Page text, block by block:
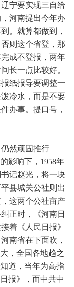
宁要实现三自给
，河南提出今年办
。就算都做到，
则这个省登，那
成不登报，两年
长一点比较好。
纸报导要调整一
冷水，而是不要
办事。提口号，
然顽固推行
影响下，1958年
记赵光，将一块
县城关公社则出
这两个公社亩产
正时，《河南日
着《人民日报》
南省在下面吹，
，全国各地趋之
道，当年为高指
报》，而中共中